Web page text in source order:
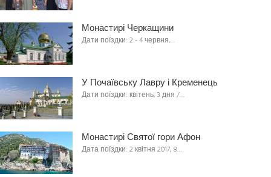
Монастирі Черкащини
Дати поїздки: 2 - 4 червня,…
У Почаївську Лавру і Кременець
Дати поїздки: квітень, 3 дня /…
Монастирі Святої гори Афон
Дата поїздки: 2 квітня 2017, 8…